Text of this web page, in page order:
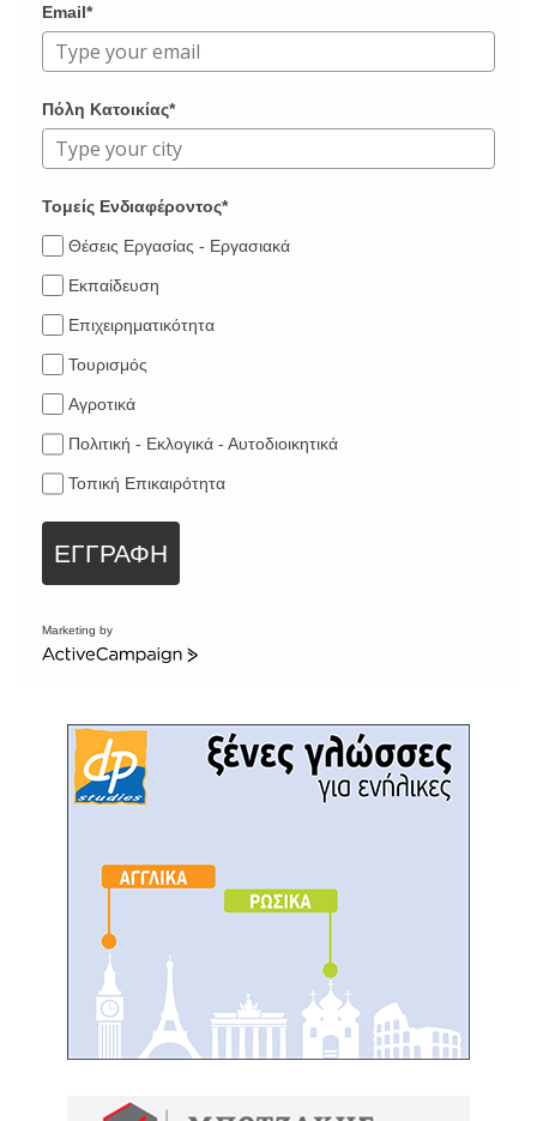
Email*
Πόλη Κατοικίας*
Τομείς Ενδιαφέροντος*
Θέσεις Εργασίας - Εργασιακά
Εκπαίδευση
Επιχειρηματικότητα
Τουρισμός
Αγροτικά
Πολιτική - Εκλογικά - Αυτοδιοικητικά
Τοπική Επικαιρότητα
ΕΓΓΡΑΦΗ
Marketing by